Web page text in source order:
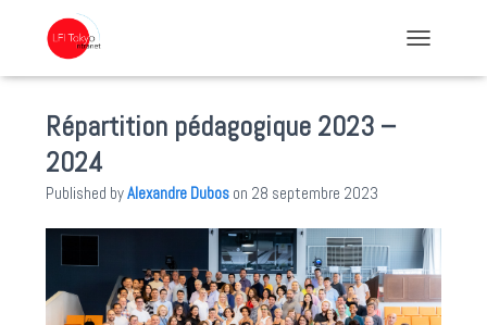
Répartition pédagogique 2023 –
2024
Published byAlexandre Dubos on 28 septembre 2023